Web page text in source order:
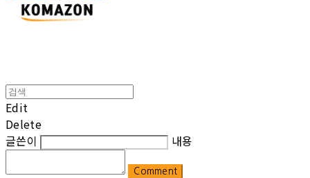
Edit
Delete
글쓴이
내용
Comment